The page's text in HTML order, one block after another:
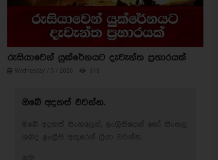
රුසියාවෙන් යුක්රේනයට දැවැන්ත ප්‍රහාරයක්
Wednesday / 5 / 2026 318
ඔබේ අදහස් එවන්න.